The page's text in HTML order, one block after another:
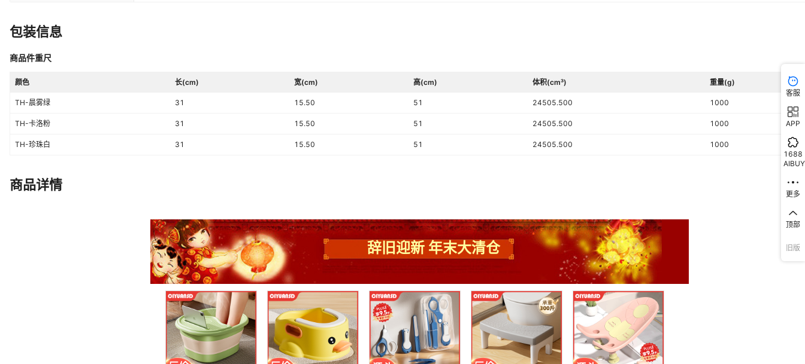
包装信息
商品件重尺
颜色 长(cm) 宽(cm) 高(cm) 体积(cm³) 重量(g)
TH-晨雾绿 31 15.50 51 24505.500 1000
TH-卡洛粉 31 15.50 51 24505.500 1000
TH-珍珠白 31 15.50 51 24505.500 1000
商品详情
客服
APP
1688
AIBUY
更多
顶部
旧版